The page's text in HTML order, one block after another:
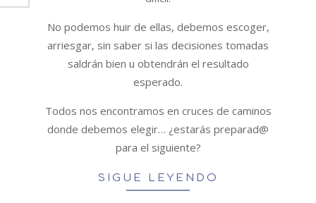
No podemos huir de ellas, debemos escoger,
arriesgar, sin saber si las decisiones tomadas
saldrán bien u obtendrán el resultado
esperado.
Todos nos encontramos en cruces de caminos
donde debemos elegir… ¿estarás preparad@
para el siguiente?
SIGUE LEYENDO